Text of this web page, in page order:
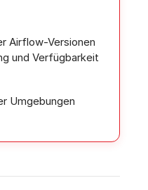
Airflow-Versionen
und Verfügbarkeit
Umgebungen